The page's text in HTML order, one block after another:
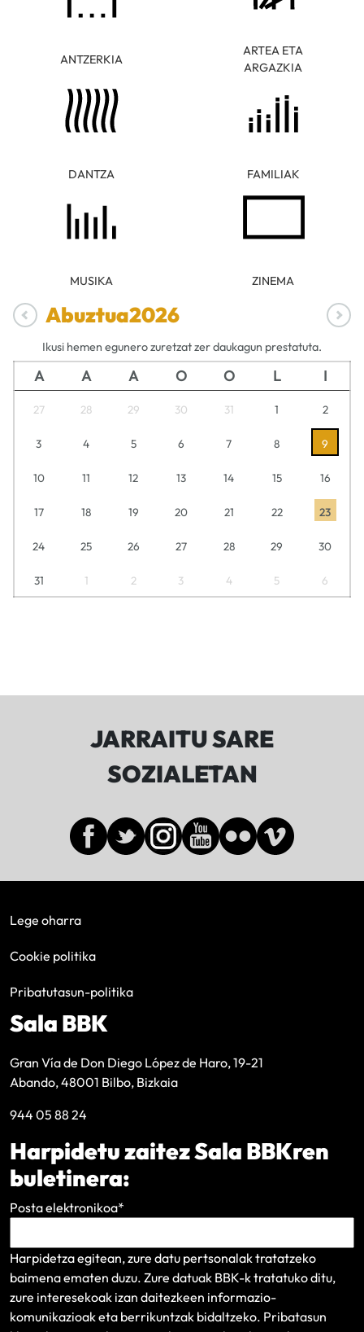
ANTZERKIA
ARTEA ETA
ARGAZKIA
DANTZA FAMILIAK
MUSIKA ZINEMA
Abuztua2026
Ikusi hemen egunero zuretzat zer daukagun prestatuta.
A A A O O L I
27 28 29 30 31 1 2
3 4 5 6 7 8 9
10 11 12 13 14 15 16
17 18 19 20 21 22 23
24 25 26 27 28 29 30
31 1 2 3 4 5 6
JARRAITU SARE
SOZIALETAN
Lege oharra
Cookie politika
Pribatutasun-politika
Sala BBK
Gran Vía de Don Diego López de Haro, 19-21
Abando, 48001 Bilbo, Bizkaia
944 05 88 24
Harpidetu zaitez Sala BBKren
buletinera:
Posta elektronikoa*
Harpidetza egitean, zure datu pertsonalak tratatzeko
baimena ematen duzu. Zure datuak BBK-k tratatuko ditu,
zure interesekoak izan daitezkeen informazio-
komunikazioak eta berrikuntzak bidaltzeko. Pribatasun